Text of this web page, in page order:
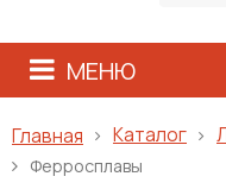
МЕНЮ
Главная Каталог
Ферросплавы